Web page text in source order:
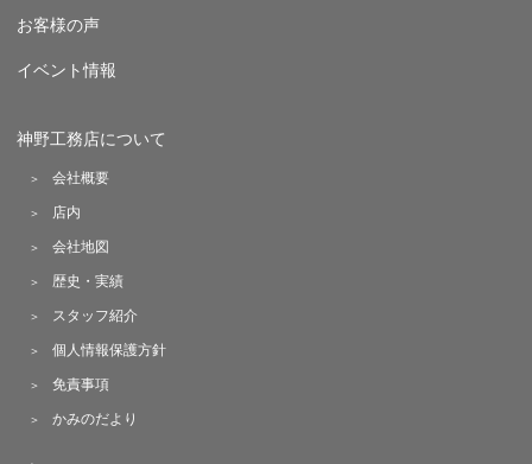
お客様の声
イベント情報
神野工務店について
会社概要
店内
会社地図
歴史・実績
スタッフ紹介
個人情報保護方針
免責事項
かみのだより